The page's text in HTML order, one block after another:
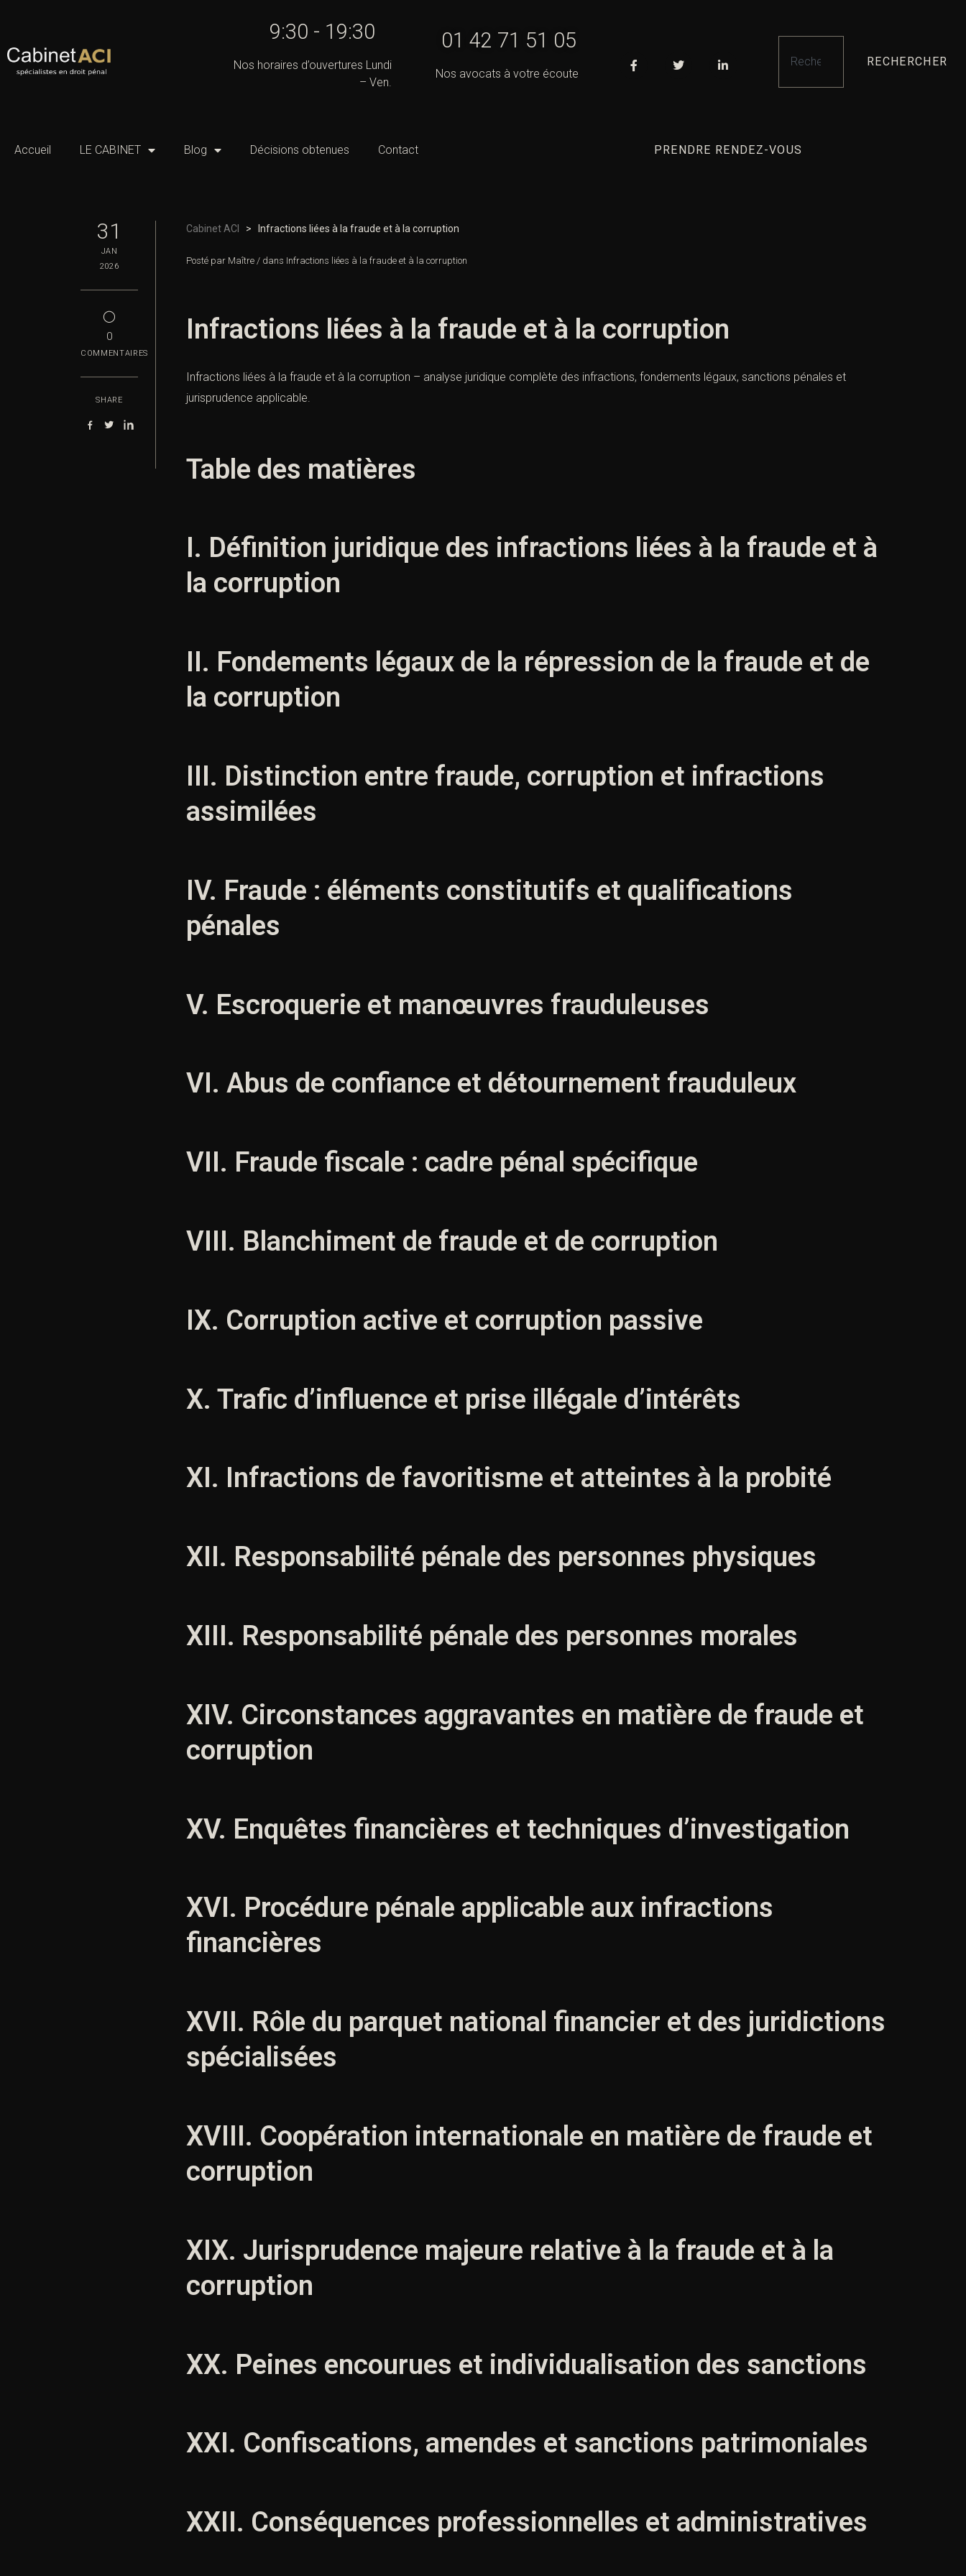
9:30 - 19:30
Nos horaires d’ouvertures Lundi
– Ven.
01 42 71 51 05
Nos avocats à votre écoute
RECHERCHER
Accueil LE CABINET Blog Décisions obtenues Contact PRENDRE RENDEZ-VOUS
31
JAN
2026
◯
0
COMMENTAIRES
SHARE
Cabinet ACI > Infractions liées à la fraude et à la corruption
Posté par Maître / dans Infractions liées à la fraude et à la corruption
Infractions liées à la fraude et à la corruption
Infractions liées à la fraude et à la corruption – analyse juridique complète des infractions, fondements légaux, sanctions pénales et
jurisprudence applicable.
Table des matières
I. Définition juridique des infractions liées à la fraude et à
la corruption
II. Fondements légaux de la répression de la fraude et de
la corruption
III. Distinction entre fraude, corruption et infractions
assimilées
IV. Fraude : éléments constitutifs et qualifications
pénales
V. Escroquerie et manœuvres frauduleuses
VI. Abus de confiance et détournement frauduleux
VII. Fraude fiscale : cadre pénal spécifique
VIII. Blanchiment de fraude et de corruption
IX. Corruption active et corruption passive
X. Trafic d’influence et prise illégale d’intérêts
XI. Infractions de favoritisme et atteintes à la probité
XII. Responsabilité pénale des personnes physiques
XIII. Responsabilité pénale des personnes morales
XIV. Circonstances aggravantes en matière de fraude et
corruption
XV. Enquêtes financières et techniques d’investigation
XVI. Procédure pénale applicable aux infractions
financières
XVII. Rôle du parquet national financier et des juridictions
spécialisées
XVIII. Coopération internationale en matière de fraude et
corruption
XIX. Jurisprudence majeure relative à la fraude et à la
corruption
XX. Peines encourues et individualisation des sanctions
XXI. Confiscations, amendes et sanctions patrimoniales
XXII. Conséquences professionnelles et administratives